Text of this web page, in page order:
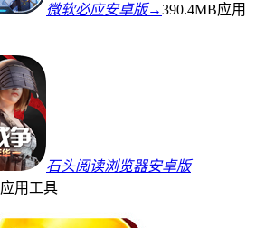
微软必应安卓版→390.4MB应用
石头阅读浏览器安卓版
应用工具